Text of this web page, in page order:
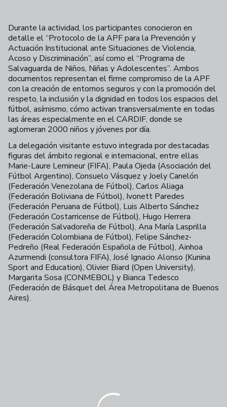
Durante la actividad, los participantes conocieron en
detalle el “Protocolo de la APF para la Prevención y
Actuación Institucional ante Situaciones de Violencia,
Acoso y Discriminación”, así como el “Programa de
Salvaguarda de Niños, Niñas y Adolescentes”. Ambos
documentos representan el firme compromiso de la APF
con la creación de entornos seguros y con la promoción del
respeto, la inclusión y la dignidad en todos los espacios del
fútbol, asímismo, cómo activan transversalmente en todas
las áreas especialmente en el CARDIF, donde se
aglomeran 2000 niños y jóvenes por día.
La delegación visitante estuvo integrada por destacadas
figuras del ámbito regional e internacional, entre ellas
Marie-Laure Lemineur (FIFA), Paula Ojeda (Asociación del
Fútbol Argentino), Consuelo Vásquez y Joely Canelón
(Federación Venezolana de Fútbol), Carlos Aliaga
(Federación Boliviana de Fútbol), Ivonett Paredes
(Federación Peruana de Fútbol), Luis Alberto Sánchez
(Federación Costarricense de Fútbol), Hugo Herrera
(Federación Salvadoreña de Fútbol), Ana María Lasprilla
(Federación Colombiana de Fútbol), Felipe Sánchez-
Pedreño (Real Federación Española de Fútbol), Ainhoa
Azurmendi (consultora FIFA), José Ignacio Alonso (Kunina
Sport and Education), Olivier Biard (Open University),
Margarita Sosa (CONMEBOL) y Bianca Tedesco
(Federación de Básquet del Área Metropolitana de Buenos
Aires).